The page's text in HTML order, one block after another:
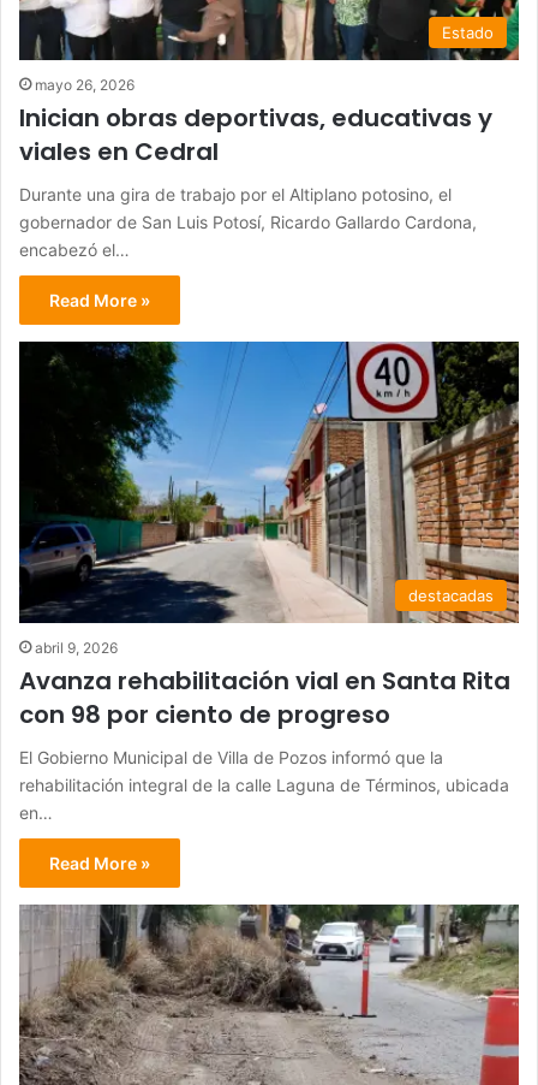
Estado
mayo 26, 2026
Inician obras deportivas, educativas y
viales en Cedral
Durante una gira de trabajo por el Altiplano potosino, el
gobernador de San Luis Potosí, Ricardo Gallardo Cardona,
encabezó el…
Read More »
destacadas
abril 9, 2026
Avanza rehabilitación vial en Santa Rita
con 98 por ciento de progreso
El Gobierno Municipal de Villa de Pozos informó que la
rehabilitación integral de la calle Laguna de Términos, ubicada
en…
Read More »